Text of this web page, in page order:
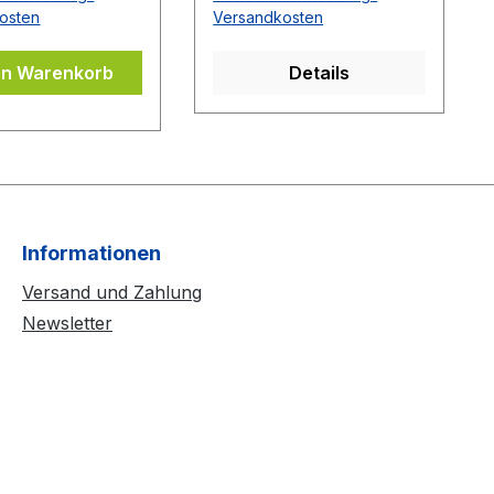
Warenkorb
Versandkosten
Details
Informationen
Versand und Zahlung
Newsletter